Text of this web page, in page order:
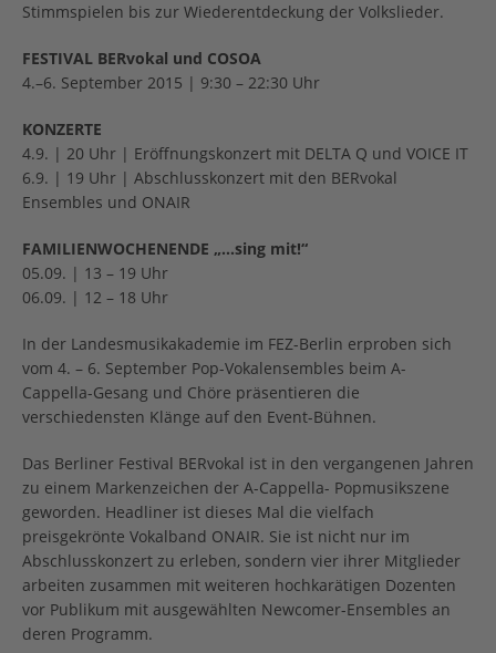
Stimmspielen bis zur Wiederentdeckung der Volkslieder.
FESTIVAL BERvokal und COSOA
4.–6. September 2015 | 9:30 – 22:30 Uhr
KONZERTE
4.9. | 20 Uhr | Eröffnungskonzert mit DELTA Q und VOICE IT
6.9. | 19 Uhr | Abschlusskonzert mit den BERvokal
Ensembles und ONAIR
FAMILIENWOCHENENDE „…sing mit!“
05.09. | 13 – 19 Uhr
06.09. | 12 – 18 Uhr
In der Landesmusikakademie im FEZ-Berlin erproben sich
vom 4. – 6. September Pop-Vokalensembles beim A-
Cappella-Gesang und Chöre präsentieren die
verschiedensten Klänge auf den Event-Bühnen.
Das Berliner Festival BERvokal ist in den vergangenen Jahren
zu einem Markenzeichen der A-Cappella- Popmusikszene
geworden. Headliner ist dieses Mal die vielfach
preisgekrönte Vokalband ONAIR. Sie ist nicht nur im
Abschlusskonzert zu erleben, sondern vier ihrer Mitglieder
arbeiten zusammen mit weiteren hochkarätigen Dozenten
vor Publikum mit ausgewählten Newcomer-Ensembles an
deren Programm.